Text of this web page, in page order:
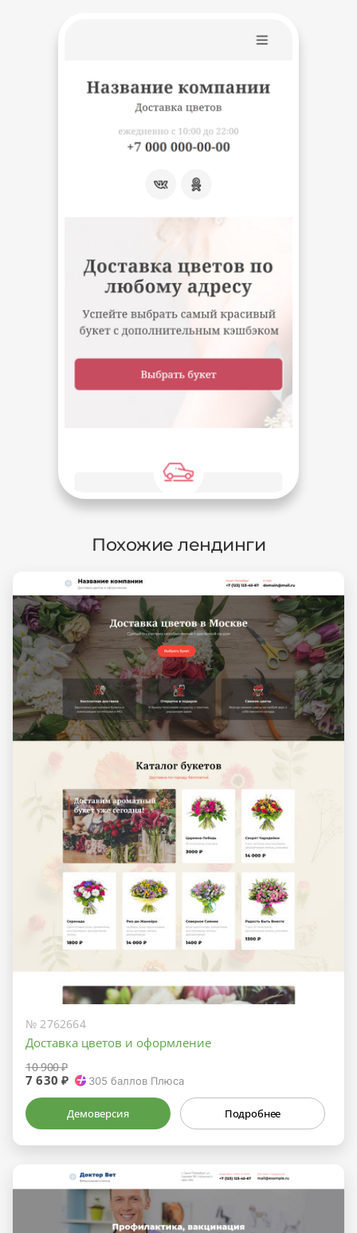
Похожие лендинги
№ 2762664
Доставка цветов и оформление
10 900 ₽
7 630 ₽ 305 баллов Плюса
Демоверсия Подробнее